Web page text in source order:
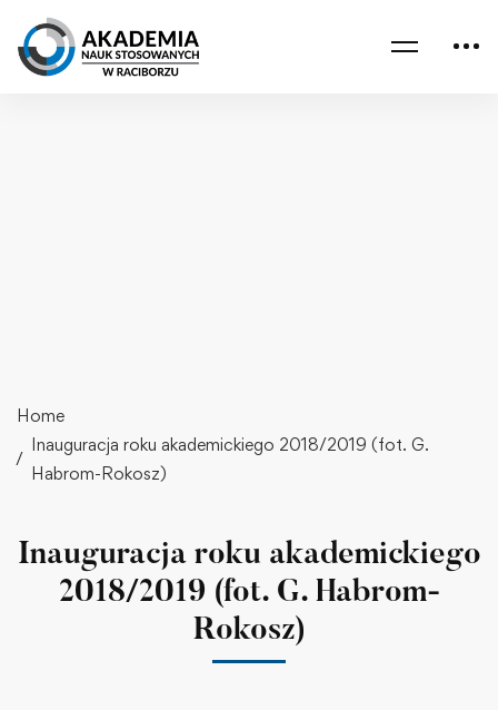
Home
Inauguracja roku akademickiego 2018/2019 (fot. G.
Habrom-Rokosz)
Inauguracja roku akademickiego
2018/2019 (fot. G. Habrom-
Rokosz)